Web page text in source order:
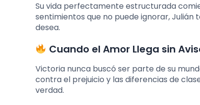
Su vida perfectamente estructurada
sentimientos que no puede ignorar,
desea.
Cuando el Amor Llega sin
Victoria nunca buscó ser parte de su
contra el prejuicio y las diferencias de
verdad.